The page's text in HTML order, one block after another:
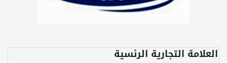
العلامة التجارية الرئسية